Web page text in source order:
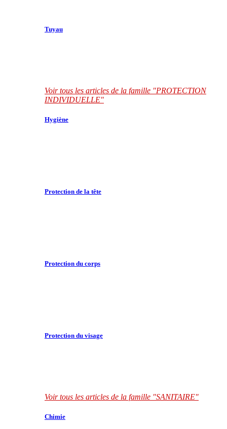
Tuyau
Voir tous les articles de la famille "PROTECTION
INDIVIDUELLE"
Hygiène
Protection de la tête
Protection du corps
Protection du visage
Voir tous les articles de la famille "SANITAIRE"
Chimie